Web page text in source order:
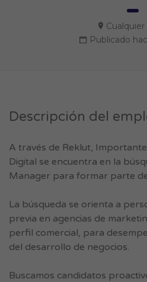
Publicado
Descripción del
A través de Reklut,
Digital se encuentra en la
Manager para formar parte
La búsqueda se orienta a
previa en agencias de
perfil comercial, para
del desarrollo de negocios.
Buscamos candidatos